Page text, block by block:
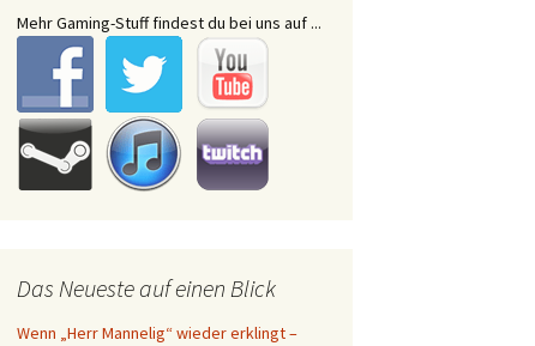
Mehr Gaming-Stuff findest du bei uns auf ...
Das Neueste auf einen Blick
Wenn „Herr Mannelig“ wieder erklingt –